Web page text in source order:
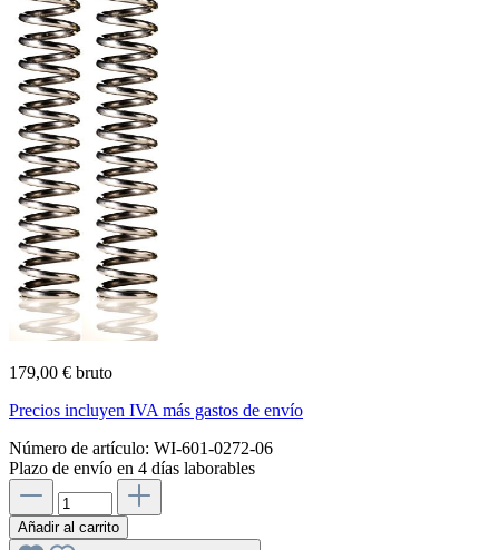
179,00 € bruto
Precios incluyen IVA más gastos de envío
Número de artículo: WI-601-0272-06
Plazo de envío en 4 días laborables
Añadir al carrito